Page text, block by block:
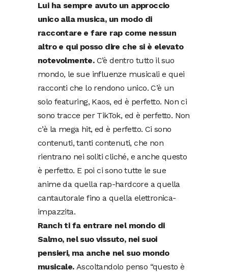
Lui ha sempre avuto un approccio
unico alla musica, un modo di
raccontare e fare rap come nessun
altro e qui posso dire che si è elevato
notevolmente.C’è dentro tutto il suo
mondo, le sue influenze musicali e quei
racconti che lo rendono unico. C’è un
solo featuring, Kaos, ed è perfetto. Non ci
sono tracce per TikTok, ed è perfetto. Non
c’è la mega hit, ed è perfetto. Ci sono
contenuti, tanti contenuti, che non
rientrano nei soliti cliché, e anche questo
è perfetto. E poi ci sono tutte le sue
anime da quella rap-hardcore a quella
cantautorale fino a quella elettronica-
impazzita.
Ranch ti fa entrare nel mondo di
Salmo, nel suo vissuto, nei suoi
pensieri, ma anche nel suo mondo
musicale.Ascoltandolo penso “questo è